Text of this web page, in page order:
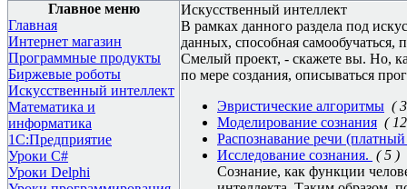
Главное меню
Главная
Интернет магазин
Программные продукты
Биржевые роботы
Искусственный интеллект
Математика и
информатика
1С:Предприятие
Уроки C#
Уроки Delphi
Искусственный интеллект
В рамках данного раздела под
данных, способная самообучаться,
Смелый проект, - скажете вы. Но,
по мере создания, описываться
Эвристические алгоритмы (
Моделирование сознания (
Распознавание речи (платный
Исследование сознания. ( 5 )
Cознание, как функции